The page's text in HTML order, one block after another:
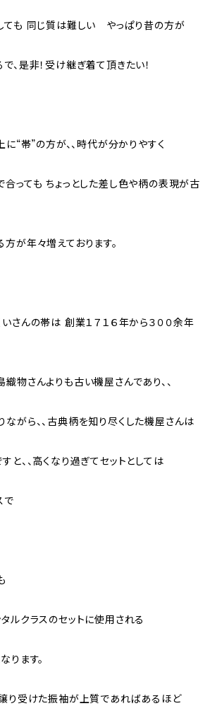
ても 同じ質は難しい やっぱり昔の方が
、是非！受け継ぎ着て頂きたい！
に“帯”の方が、、時代が分かりやすく
っても ちょっとした差し色や柄の表現が古
が年々増えております。
さんの帯は 創業１７１６年から３００余年
物さんよりも古い機屋さんであり、、
がら、、古典柄を知り尽くした機屋さんは
と、、高くなり過ぎてセットとしては
で
ルクラスのセットに使用される
ります。
譲り受けた振袖が上質であればあるほど